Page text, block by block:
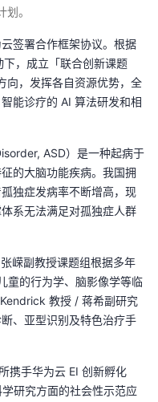
。
签署合作框架协议。根据
，成立「联合创新课题
向，发挥各自资源优势，全
能诊疗的 AI 算法研发和相
ASD）是一种起病于
的大脑功能疾病。我国拥
独症发病率不断增高，现
系无法满足对孤独症人群
嵘副教授课题组根据多年
童的行为学、脑影像学等临
教授 / 蒋希副研究
、亚型识别及特色治疗手
携手华为云 EI 创新孵化
研究方面的社会性示范应